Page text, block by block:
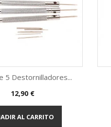
Vista rápida
5 Destornilladores...
Precio
12,90 €
AL CARRITO